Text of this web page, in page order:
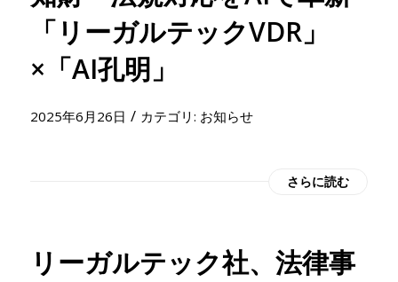
「リーガルテックVDR」
×「AI孔明」
2025年6月26日 / カテゴリ: お知らせ
さらに読む
リーガルテック社、法律事